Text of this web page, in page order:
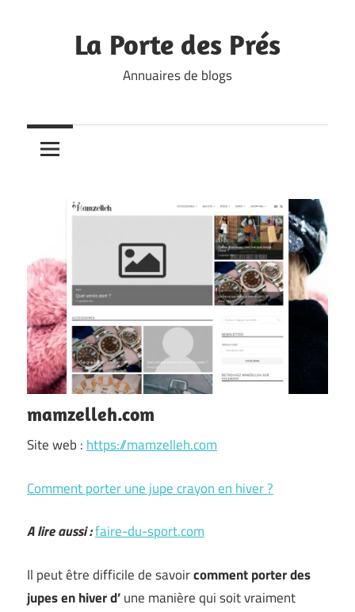
La Porte des Prés
Annuaires de blogs
mamzelleh.com
Site web : https://mamzelleh.com
Comment porter une jupe crayon en hiver ?
A lire aussi :faire-du-sport.com
Il peut être difficile de savoircomment porter des
jupes en hiver d’une manière qui soit vraiment